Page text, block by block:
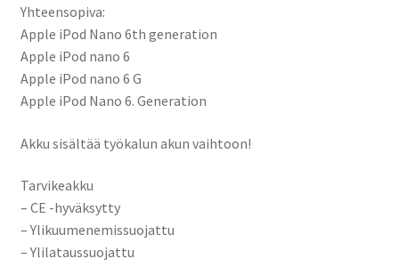
Yhteensopiva:
Apple iPod Nano 6th generation
Apple iPod nano 6
Apple iPod nano 6 G
Apple iPod Nano 6. Generation
Akku sisältää työkalun akun vaihtoon!
Tarvikeakku
– CE -hyväksytty
– Ylikuumenemissuojattu
– Ylilataussuojattu